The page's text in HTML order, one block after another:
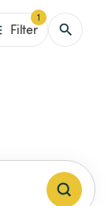
mit
Filter
1